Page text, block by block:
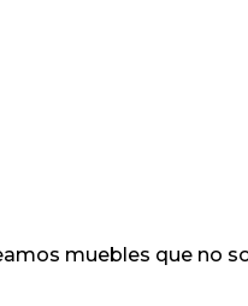
muebles que no